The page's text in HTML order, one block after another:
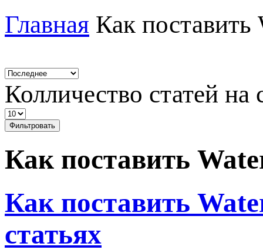
Главная Как поставить
Колличество статей на
Фильтровать
Как поставить
Как поставить
статьях